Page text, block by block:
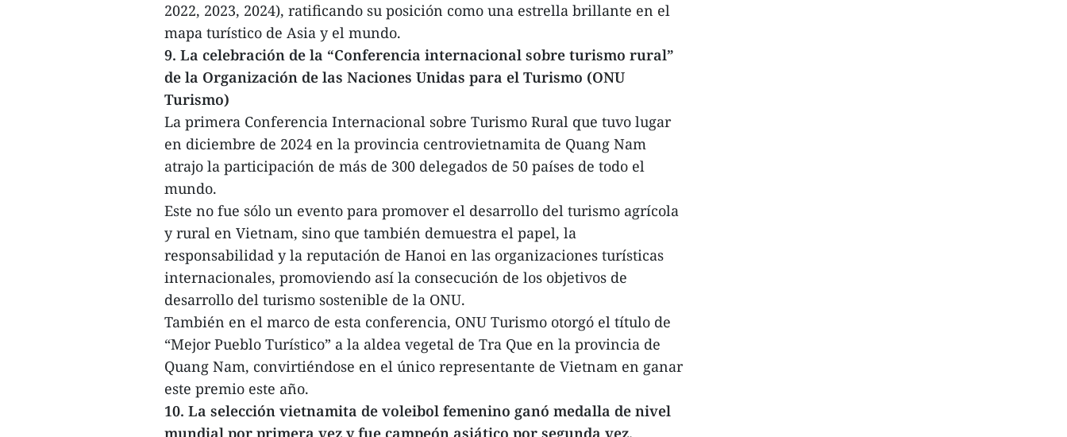
2022, 2023, 2024), ratificando su posición como una estrella brillante en el
mapa turístico de Asia y el mundo.
9. La celebración de la “Conferencia internacional sobre turismo rural”
de la Organización de las Naciones Unidas para el Turismo (ONU
Turismo)
La primera Conferencia Internacional sobre Turismo Rural que tuvo lugar
en diciembre de 2024 en la provincia centrovietnamita de Quang Nam
atrajo la participación de más de 300 delegados de 50 países de todo el
mundo.
Este no fue sólo un evento para promover el desarrollo del turismo agrícola
y rural en Vietnam, sino que también demuestra el papel, la
responsabilidad y la reputación de Hanoi en las organizaciones turísticas
internacionales, promoviendo así la consecución de los objetivos de
desarrollo del turismo sostenible de la ONU.
También en el marco de esta conferencia, ONU Turismo otorgó el título de
“Mejor Pueblo Turístico” a la aldea vegetal de Tra Que en la provincia de
Quang Nam, convirtiéndose en el único representante de Vietnam en ganar
este premio este año.
10. La selección vietnamita de voleibol femenino ganó medalla de nivel
mundial por primera vez y fue campeón asiático por segunda vez.